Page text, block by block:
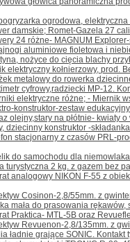
ogrodowa,
damskie; Romet-Gazela 27
24 różne- MAGNUM
aluminiowe fioletowa i
nożyce do cięcia blachy
elektryczny kołnierzowy, prod.
metalowy do rowerka
cyfrowy,radziecki MP-12.
elektryczne różne; - Miernik
konstruktor-zestaw
olejny,stary na płótnie- kwiaty
dziecinny konstruktor -
stacjonarny z czasów PRL-
do samochodu dla
turystyczna 2 kg. z gazem bez
analogowy NIKON F-55 z
Cosinon-2,8/55mm. z
mała do prasowania
Praktica- MTL-5B oraz
Revuenon-2,8/135mm. z
ładnie grające SONIC. Kontakt